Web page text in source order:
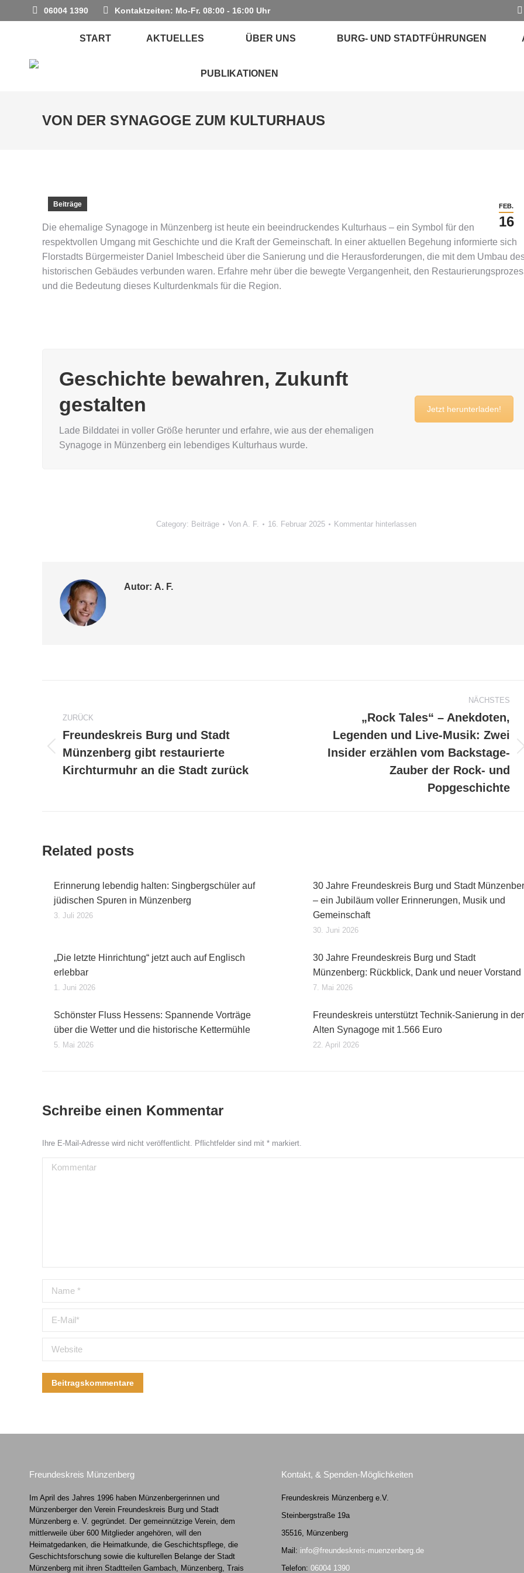
06004 1390 Kontaktzeiten: Mo-Fr. 08:00 - 16:00 Uhr
START AKTUELLES ÜBER UNS BURG- UND STADTFÜHRUNGEN
PUBLIKATIONEN
VON DER SYNAGOGE ZUM KULTURHAUS
FEB.
16
Beiträge
Die ehemalige Synagoge in Münzenberg ist heute ein beeindruckendes Kulturhaus – ein Symbol für den
respektvollen Umgang mit Geschichte und die Kraft der Gemeinschaft. In einer aktuellen Begehung informierte sich
Florstadts Bürgermeister Daniel Imbescheid über die Sanierung und die Herausforderungen, die mit dem Umbau
historischen Gebäudes verbunden waren. Erfahre mehr über die bewegte Vergangenheit, den
und die Bedeutung dieses Kulturdenkmals für die Region.
Geschichte bewahren, Zukunft
gestalten
Lade Bilddatei in voller Größe herunter und erfahre, wie aus der ehemaligen
Synagoge in Münzenberg ein lebendiges Kulturhaus wurde.
Jetzt herunterladen!
Category: Beiträge Von A. F. 16. Februar 2025 Kommentar hinterlassen
Autor: A. F.
ZURÜCK
Vorheriger
Beitrag:
Freundeskreis Burg und Stadt
Münzenberg gibt restaurierte
Kirchturmuhr an die Stadt zurück
NÄCHSTES
Nächster
„Rock Tales“ – Anekdoten,
Legenden und Live-Musik: Zwei
Insider erzählen vom Backstage-
Zauber der Rock- und
Popgeschichte
Related posts
Erinnerung lebendig halten: Singbergschüler auf
jüdischen Spuren in Münzenberg
3. Juli 2026
30 Jahre Freundeskreis Burg und Stadt
– ein Jubiläum voller Erinnerungen, Musik und
Gemeinschaft
30. Juni 2026
„Die letzte Hinrichtung“ jetzt auch auf Englisch
erlebbar
1. Juni 2026
30 Jahre Freundeskreis Burg und Stadt
Münzenberg: Rückblick, Dank und neuer Vorstand
7. Mai 2026
Schönster Fluss Hessens: Spannende Vorträge
über die Wetter und die historische Kettermühle
5. Mai 2026
Freundeskreis unterstützt Technik-Sanierung in der
Alten Synagoge mit 1.566 Euro
22. April 2026
Schreibe einen Kommentar
Ihre E-Mail-Adresse wird nicht veröffentlicht. Pflichtfelder sind mit * markiert.
Kommentar
Name *
E-Mail *
Website
Beitragskommentare
Freundeskreis Münzenberg
Im April des Jahres 1996 haben Münzenbergerinnen und
Münzenberger den Verein Freundeskreis Burg und Stadt
Münzenberg e. V. gegründet. Der gemeinnützige Verein, dem
mittlerweile über 600 Mitglieder angehören, will den
Heimatgedanken, die Heimatkunde, die Geschichtspflege, die
Geschichtsforschung sowie die kulturellen Belange der Stadt
Münzenberg mit ihren Stadtteilen Gambach, Münzenberg, Trais
Kontakt, & Spenden-Möglichkeiten
Freundeskreis Münzenberg e.V.
Steinbergstraße 19a
35516, Münzenberg
Mail: info@freundeskreis-muenzenberg.de
Telefon:06004 1390